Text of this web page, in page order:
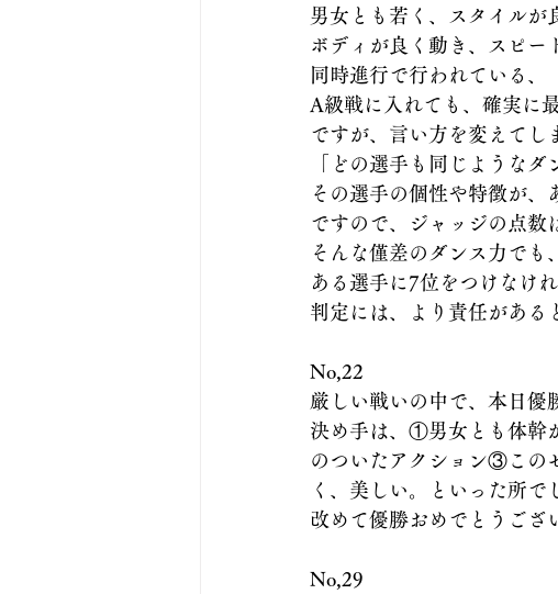
男女とも若く、スタイルが
ボディが良く動き、スピー
同時進行で行われている、
A級戦に入れても、確実に
ですが、言い方を変えてし
「どの選手も同じようなダ
その選手の個性や特徴が、
ですので、ジャッジの点数
そんな僅差のダンス力でも
ある選手に7位をつけなけ
判定には、より責任がある
No,22
厳しい戦いの中で、本日優
決め手は、①男女とも体幹
のついたアクション③この
く、美しい。といった所で
改めて優勝おめでとうござ
No,29